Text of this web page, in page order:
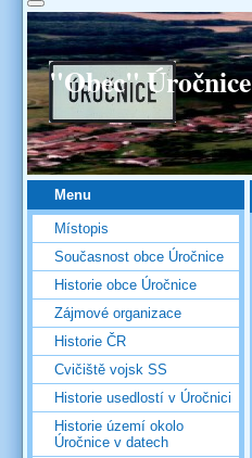
"Obec" Úročnice
Menu
Místopis
Současnost obce Úročnice
Historie obce Úročnice
Zájmové organizace
Historie ČR
Cvičiště vojsk SS
Historie usedlostí v Úročnici
Historie území okolo
Úročnice v datech